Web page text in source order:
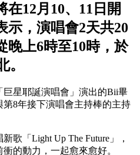
12月10、11日開
示，演唱會2天共20
晚上6時至10時，於
。
星耶誕演唱會」演出的Bii畢
8年接下演唱會主持棒的主持
歌「Light Up The Future」，
的動力，一起愈來愈好。